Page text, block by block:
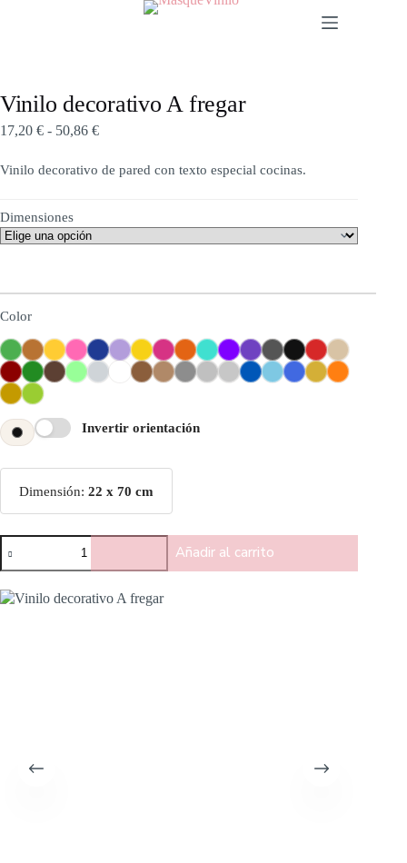
Vinilo decorativo A fregar
17,20 € - 50,86 €
Vinilo decorativo de pared con texto especial cocinas.
Dimensiones
Color
Invertir orientación
Dimensión: 22 x 70 cm
Añadir al carrito